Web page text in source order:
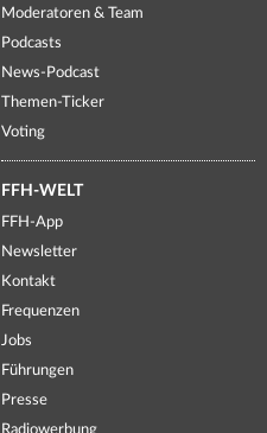
Moderatoren & Team
Podcasts
News-Podcast
Themen-Ticker
Voting
FFH-WELT
FFH-App
Newsletter
Kontakt
Frequenzen
Jobs
Führungen
Presse
Radiowerbung